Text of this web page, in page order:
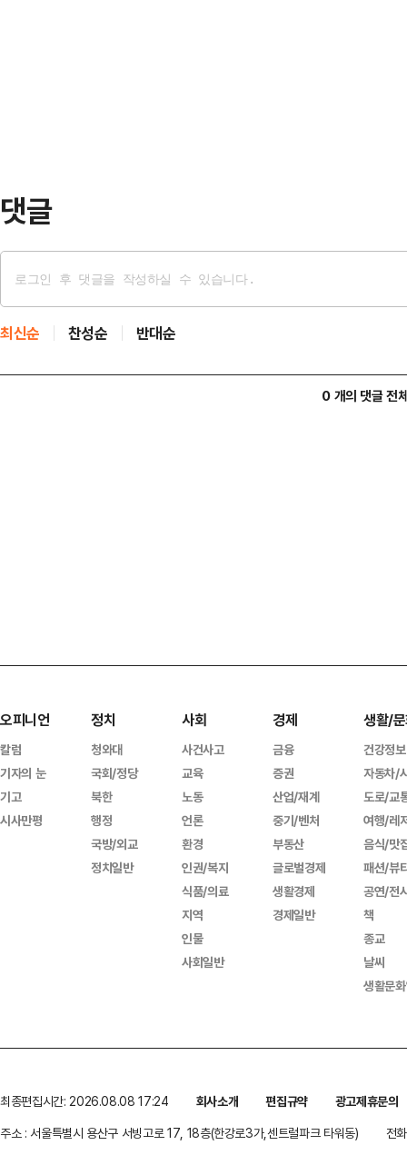
댓글
최신순 찬성순 반대순
0 개의 댓글 전
오피니언
칼럼
기자의 눈
기고
시사만평
정치
청와대
국회/정당
북한
행정
국방/외교
정치일반
사회
사건사고
교육
노동
언론
환경
인권/복지
식품/의료
지역
인물
사회일반
경제
금융
증권
산업/재계
중기/벤처
부동산
글로벌경제
생활경제
경제일반
생활/
건강정보
자동차/
도로/교
여행/레
음식/맛
패션/뷰
공연/전
책
종교
날씨
생활문
최종편집시간: 2026.08.08 17:24 회사소개 편집규약
광고제휴문의
주소 : 서울특별시 용산구 서빙고로 17, 18층(한강로3가,센트럴파크 타워동)
전